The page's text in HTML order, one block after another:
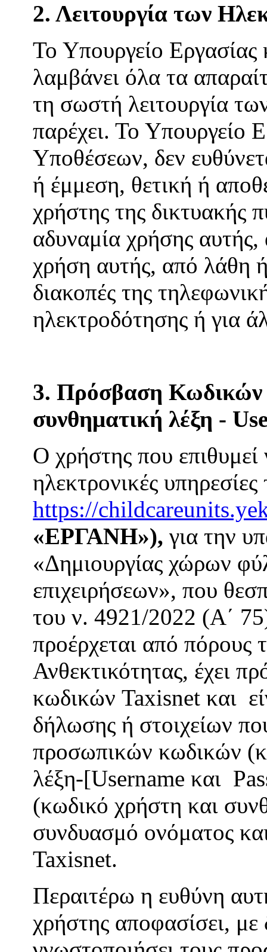
2. Λειτουργία των
Το Υπουργείο
λαμβάνει όλα τα
τη σωστή λειτουργία
παρέχει. Το Υπουργείο
Υποθέσεων, δεν
ή έμμεση, θετική ή
χρήστης της δικτυακής
αδυναμία χρήσης
χρήση αυτής, από λάθη
διακοπές της
ηλεκτροδότησης ή για
3. Πρόσβαση Κωδικών
συνθηματική λέξη -
Ο χρήστης που επιθυμεί
ηλεκτρονικές
https://
«ΕΡΓΑΝΗ»),για την
«Δημιουργίας χώρων
επιχειρήσεων», που
του ν. 4921/2022 (Α΄
προέρχεται από πόρους
Ανθεκτικότητας, έχει
κωδικών Taxisnet και
δήλωσης ή στοιχείων
προσωπικών κωδικών
λέξη-[Username και
(κωδικό χρήστη και
συνδυασμό ονόματος
Taxisnet.
Περαιτέρω η ευθύνη
χρήστης αποφασίσει, με